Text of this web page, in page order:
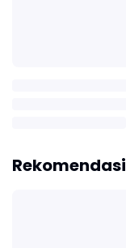
Rekomendasi